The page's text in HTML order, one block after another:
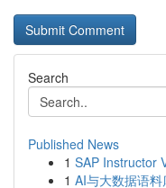
Search
Published News
1 SAP Instructor
1 AI与大数据语